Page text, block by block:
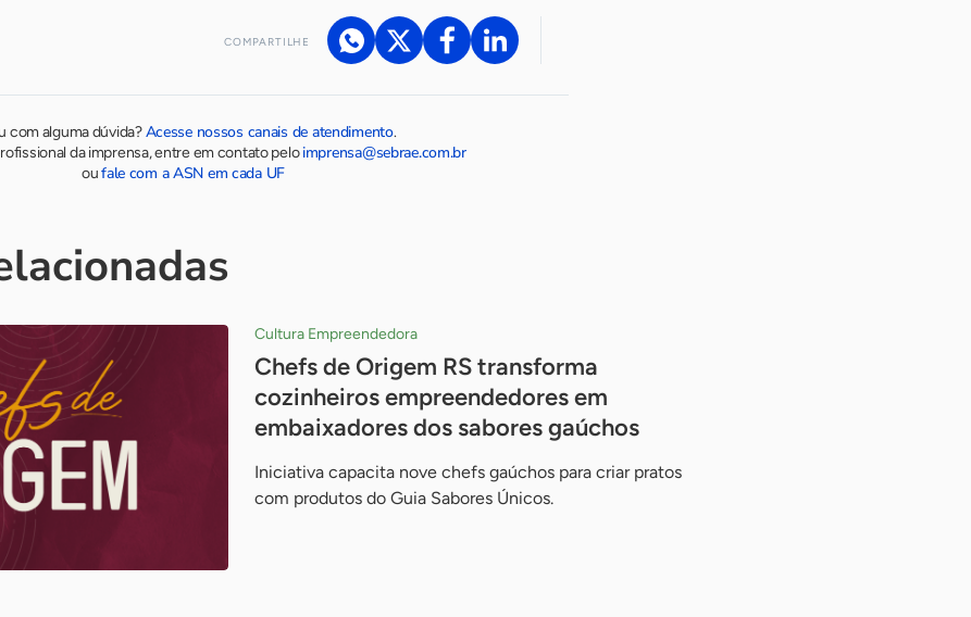
COMPARTILHE
com alguma dúvida?Acesse nossos canais de atendimento.
da imprensa, entre em contato peloimprensa@sebrae.com.br
oufale com a ASN em cada UF
Cultura Empreendedora
Chefs de Origem RS transforma
cozinheiros empreendedores em
embaixadores dos sabores gaúchos
Iniciativa capacita nove chefs gaúchos para criar pratos
com produtos do Guia Sabores Únicos.